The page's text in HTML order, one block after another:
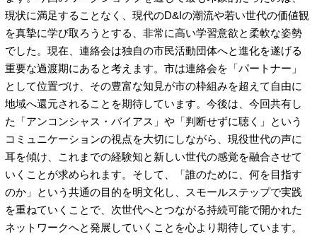
現状に満足することなく、現代のD&Iの潮流や若い世代の価値観
を真摯に学び取ろうとする、非常に高い学習意欲と柔軟な姿勢
でした。現在、連絡会は独自の市民活動団体へと進化を遂げる
重要な過渡期にあると考えます。市は連絡会を「パートナー」
として位置づけ、その豊富な知見が市の枠組みを超えて自由に
地域へ還元されることを期待しています。今後は、今回共有し
た「アンコンシャス・バイアス」や「判断せずに聴く」という
コミュニケーションの視点を大切にしながら、現役世代の声に
耳を傾け、これまでの経験知と新しい世代の感覚を融合させて
いくことが求められます。そして、「誰のために、何を目指す
のか」という共通の目的を明文化し、スモールステップで実践
を重ねていくことで、次世代へとつながる持続可能で開かれた
ネットワークへと発展していくことを心より期待しています。